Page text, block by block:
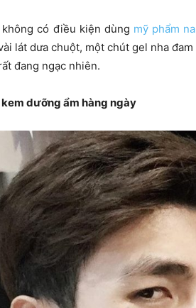
không có điều kiện dùng mỹ phẩm
lát dưa chuột, một chút gel nha
đang ngạc nhiên.
dưỡng ẩm hàng ngày